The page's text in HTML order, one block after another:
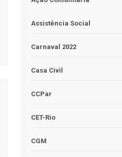
Assistência Social
Carnaval 2022
Casa Civil
CCPar
CET-Rio
CGM